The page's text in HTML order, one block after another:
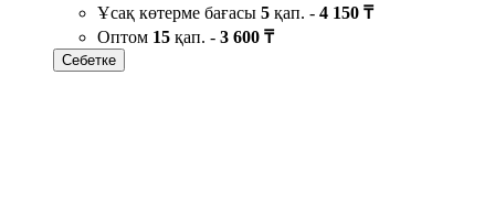
Ұсақ көтерме бағасы 5 қап. - 4 150 ₸
Оптом 15 қап. - 3 600 ₸
Себетке